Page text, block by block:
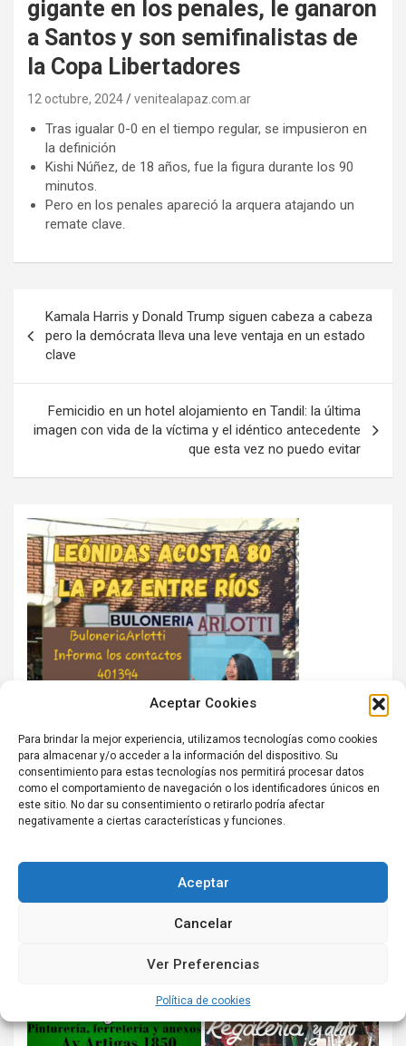
Aceptar Cookies
Para brindar la mejor experiencia, utilizamos tecnologías como cookies
para almacenar y/o acceder a la información del dispositivo. Su
consentimiento para estas tecnologías nos permitirá procesar datos
como el comportamiento de navegación o los identificadores únicos en
este sitio. No dar su consentimiento o retirarlo podría afectar
negativamente a ciertas características y funciones.
Aceptar
Cancelar
Ver Preferencias
Política de cookies
gigante en los penales, le ganaron
a Santos y son semifinalistas de
la Copa Libertadores
12 octubre, 2024 venitealapaz.com.ar
Tras igualar 0-0 en el tiempo regular, se impusieron en
la definición
Kishi Núñez, de 18 años, fue la figura durante los 90
minutos.
Pero en los penales apareció la arquera atajando un
remate clave.
de
entradas
Kamala Harris y Donald Trump siguen cabeza a cabeza
pero la demócrata lleva una leve ventaja en un estado
clave
Femicidio en un hotel alojamiento en Tandil: la última
imagen con vida de la víctima y el idéntico antecedente
que esta vez no puedo evitar